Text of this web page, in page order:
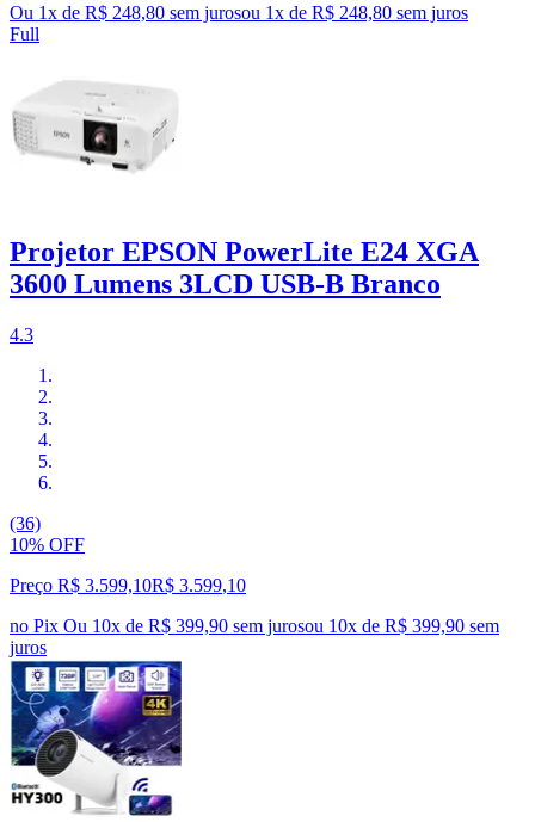
Ou 1x de R$ 248,80 sem jurosou 1x de R$ 248,80 sem juros
Full
Projetor EPSON PowerLite E24 XGA
3600 Lumens 3LCD USB-B Branco
4.3
(36)
10% OFF
Preço R$ 3.599,10R$ 3.599,10
no Pix Ou 10x de R$ 399,90 sem jurosou 10x de R$ 399,90 sem
juros